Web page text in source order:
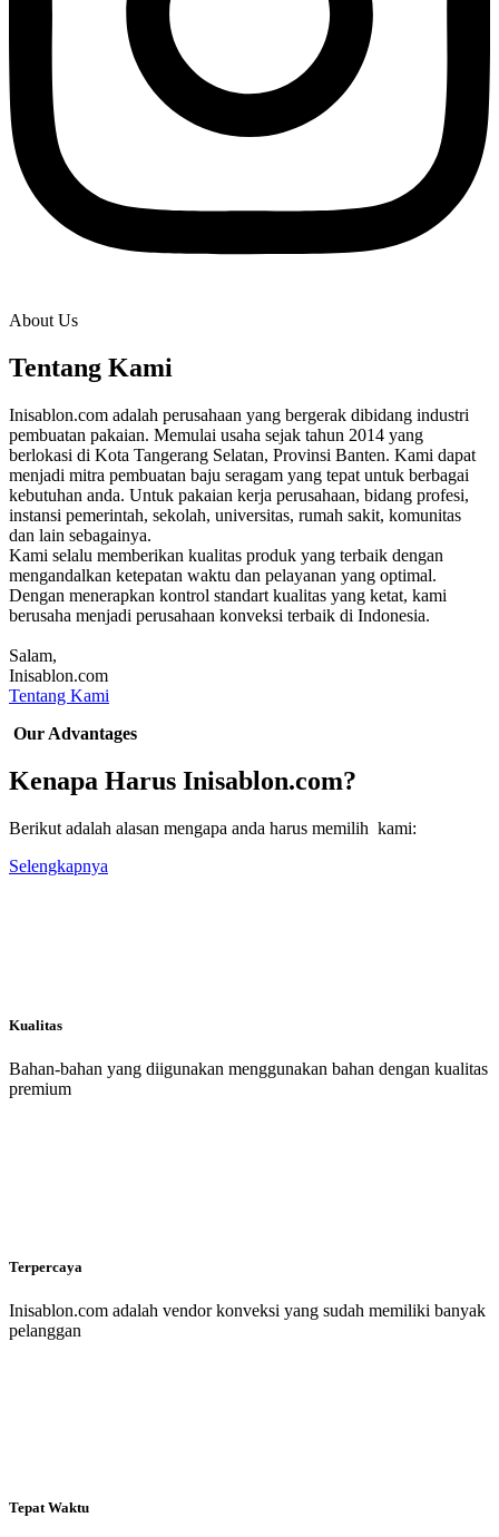
About Us
Tentang Kami
Inisablon.com adalah perusahaan yang bergerak dibidang industri
pembuatan pakaian. Memulai usaha sejak tahun 2014 yang
berlokasi di Kota Tangerang Selatan, Provinsi Banten. Kami dapat
menjadi mitra pembuatan baju seragam yang tepat untuk berbagai
kebutuhan anda. Untuk pakaian kerja perusahaan, bidang profesi,
instansi pemerintah, sekolah, universitas, rumah sakit, komunitas
dan lain sebagainya.
Kami selalu memberikan kualitas produk yang terbaik dengan
mengandalkan ketepatan waktu dan pelayanan yang optimal.
Dengan menerapkan kontrol standart kualitas yang ketat, kami
berusaha menjadi perusahaan konveksi terbaik di Indonesia.
Salam,
Inisablon.com
Tentang Kami
Our Advantages
Kenapa Harus Inisablon.com?
Berikut adalah alasan mengapa anda harus memilih kami:
Selengkapnya
Kualitas
Bahan-bahan yang diigunakan menggunakan bahan dengan kualitas
premium
Terpercaya
Inisablon.com adalah vendor konveksi yang sudah memiliki banyak
pelanggan
Tepat Waktu